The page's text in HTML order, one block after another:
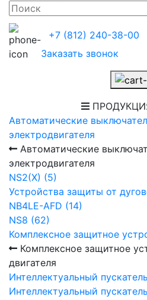
+7 (812) 240-38-00
Заказать звонок
Автоматические
электродвигателя
Автоматические
электродвигателя
NS2(X) (5)
Устройства защиты от
NB4LE-AFD (14)
NS8 (62)
Комплексное защитное
Комплексное защитное
двигателя
Интеллектуальный
Интеллектуальный